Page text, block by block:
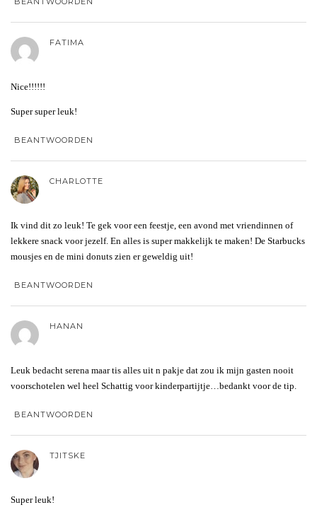
FATIMA
Nice!!!!!!
Super super leuk!
BEANTWOORDEN
CHARLOTTE
Ik vind dit zo leuk! Te gek voor een feestje, een avond met vriendinnen of
lekkere snack voor jezelf. En alles is super makkelijk te maken! De Starbucks
mousjes en de mini donuts zien er geweldig uit!
BEANTWOORDEN
HANAN
Leuk bedacht serena maar tis alles uit n pakje dat zou ik mijn gasten nooit
voorschotelen wel heel Schattig voor kinderpartijtje…bedankt voor de tip.
BEANTWOORDEN
TJITSKE
Super leuk!